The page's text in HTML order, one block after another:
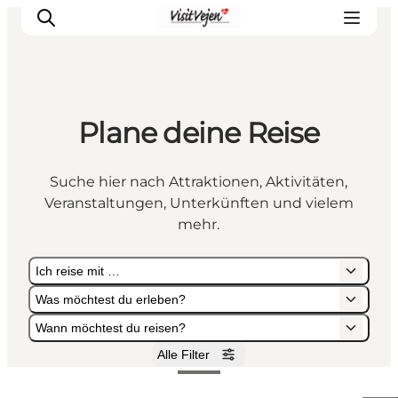
Restaurants
Schlafen
Nature
Explore
Plane deine Reise
Suche hier nach Attraktionen, Aktivitäten,
Veranstaltungen, Unterkünften und vielem
mehr.
Ich reise mit …
Was möchtest du erleben?
Wann möchtest du reisen?
Alle Filter